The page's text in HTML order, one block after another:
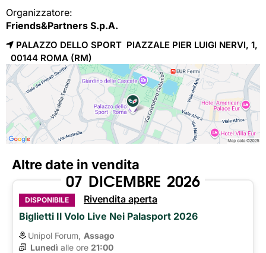
Organizzatore:
Friends&Partners S.p.A.
PALAZZO DELLO SPORT PIAZZALE PIER LUIGI NERVI, 1,
00144 ROMA (RM)
Altre date in vendita
07 DICEMBRE 2026
DISPONIBILE
Rivendita aperta
Biglietti Il Volo Live Nei Palasport 2026
Unipol Forum, Assago
Lunedì alle ore 21:00